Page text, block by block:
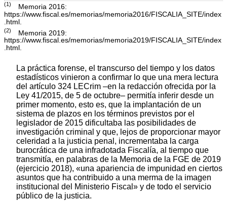
(1)
Memoria 2016:
https://www.fiscal.es/memorias/memoria2016/FISCALIA_SITE/index
.html.
(2)
Memoria 2019:
https://www.fiscal.es/memorias/memoria2019/FISCALIA_SITE/index
.html.
La práctica forense, el transcurso del tiempo y los datos
estadísticos vinieron a confirmar lo que una mera lectura
del artículo 324 LECrim –en la redacción ofrecida por la
Ley 41/2015, de 5 de octubre– permitía inferir desde un
primer momento, esto es, que la implantación de un
sistema de plazos en los términos previstos por el
legislador de 2015 dificultaba las posibilidades de
investigación criminal y que, lejos de proporcionar mayor
celeridad a la justicia penal, incrementaba la carga
burocrática de una infradotada Fiscalía, al tiempo que
transmitía, en palabras de la Memoria de la FGE de 2019
(ejercicio 2018), «una apariencia de impunidad en ciertos
asuntos que ha contribuido a una merma de la imagen
institucional del Ministerio Fiscal» y de todo el servicio
público de la justicia.